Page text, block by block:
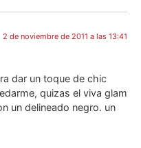
2 de noviembre de 2011 a las 13:41
dar un toque de chic
quizas el viva glam
un delineado negro. un